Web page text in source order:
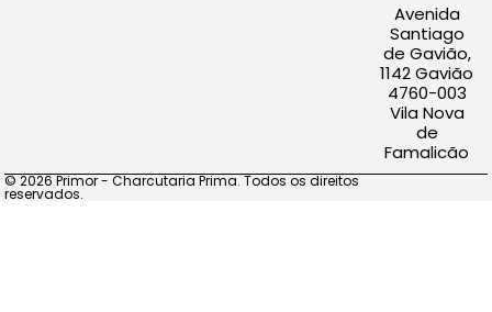
Avenida
Santiago
de Gavião,
1142 Gavião
4760-003
Vila Nova
de
Famalicão
© 2026 Primor - Charcutaria Prima. Todos os direitos
reservados.